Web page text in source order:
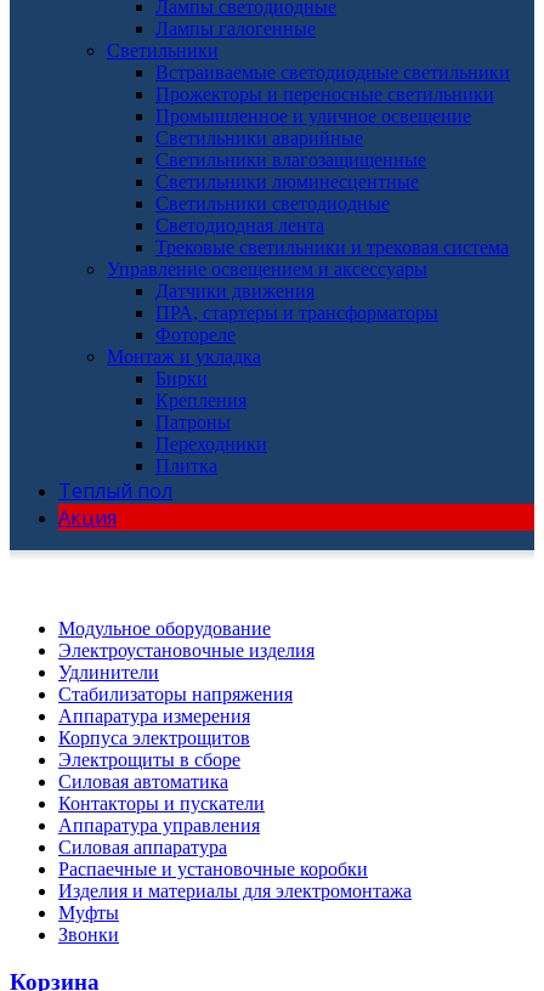
Лампы светодиодные
Лампы галогенные
Светильники
Встраиваемые светодиодные светильники
Прожекторы и переносные светильники
Промышленное и уличное освещение
Светильники аварийные
Светильники влагозащищенные
Светильники люминесцентные
Светильники светодиодные
Светодиодная лента
Трековые светильники и трековая система
Управление освещением и аксессуары
Датчики движения
ПРА, стартеры и трансформаторы
Фотореле
Монтаж и укладка
Бирки
Крепления
Патроны
Переходники
Плитка
Теплый пол
Акция
Модульное оборудование
Электроустановочные изделия
Удлинители
Стабилизаторы напряжения
Аппаратура измерения
Корпуса электрощитов
Электрощиты в сборе
Силовая автоматика
Контакторы и пускатели
Аппаратура управления
Силовая аппаратура
Распаечные и установочные коробки
Изделия и материалы для электромонтажа
Муфты
Звонки
Корзина